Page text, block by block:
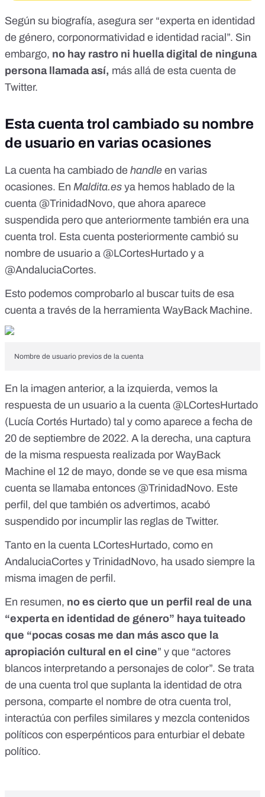
Según su biografía, asegura ser “experta en identidad
de género, corponormatividad e identidad racial”. Sin
embargo, no hay rastro ni huella digital de ninguna
persona llamada así, más allá de esta cuenta de
Twitter.
Esta cuenta trol cambiado su nombre
de usuario en varias ocasiones
La cuenta ha cambiado de handle en varias
ocasiones. En Maldita.es ya hemos hablado de la
cuenta @TrinidadNovo, que ahora aparece
suspendida pero que anteriormente también era una
cuenta trol. Esta cuenta posteriormente cambió su
nombre de usuario a @LCortesHurtado y a
@AndaluciaCortes.
Esto podemos comprobarlo al buscar tuits de esa
cuenta a través de la herramienta WayBack Machine.
Nombre de usuario previos de la cuenta
En la imagen anterior, a la izquierda, vemos la
respuesta de un usuario a la cuenta @LCortesHurtado
(Lucía Cortés Hurtado) tal y como aparece a fecha de
20 de septiembre de 2022. A la derecha, una captura
de la misma respuesta realizada por WayBack
Machine el 12 de mayo, donde se ve que esa misma
cuenta se llamaba entonces @TrinidadNovo. Este
perfil, del que también os advertimos, acabó
suspendido por incumplir las reglas de Twitter.
Tanto en la cuenta LCortesHurtado, como en
AndaluciaCortes y TrinidadNovo, ha usado siempre la
misma imagen de perfil.
En resumen, no es cierto que un perfil real de una
“experta en identidad de género” haya tuiteado
que “pocas cosas me dan más asco que la
apropiación cultural en el cine” y que “actores
blancos interpretando a personajes de color”. Se trata
de una cuenta trol que suplanta la identidad de otra
persona, comparte el nombre de otra cuenta trol,
interactúa con perfiles similares y mezcla contenidos
políticos con esperpénticos para enturbiar el debate
político.